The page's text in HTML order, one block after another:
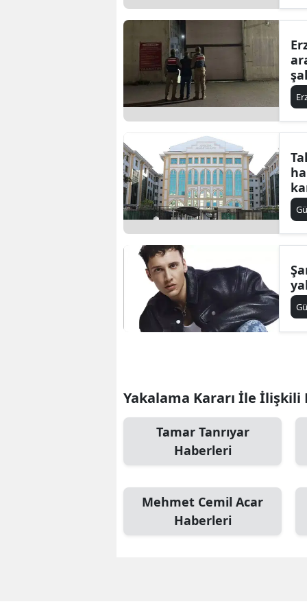
Yakalama Kararı İle İlişkili
Tamar Tanrıyar
Haberleri
Mehmet Cemil Acar
Haberleri